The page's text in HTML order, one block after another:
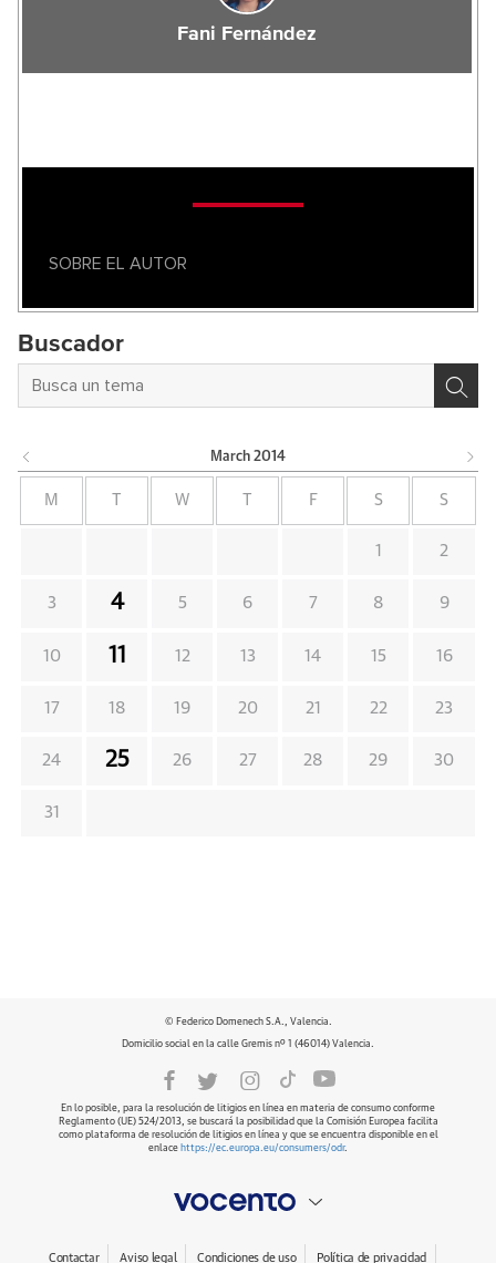
Fani Fernández
SOBRE EL AUTOR
Buscador
March 2014
M T W T F S S
1 2
3 4 5 6 7 8 9
10 11 12 13 14 15 16
17 18 19 20 21 22 23
24 25 26 27 28 29 30
31
© Federico Domenech S.A., Valencia.
Domicilio social en la calle Gremis nº 1 (46014) Valencia.
En lo posible, para la resolución de litigios en línea en materia de consumo conforme
Reglamento (UE) 524/2013, se buscará la posibilidad que la Comisión Europea facilita
como plataforma de resolución de litigios en línea y que se encuentra disponible en el
enlace https://ec.europa.eu/consumers/odr.
Contactar Aviso legal Condiciones de uso Política de privacidad